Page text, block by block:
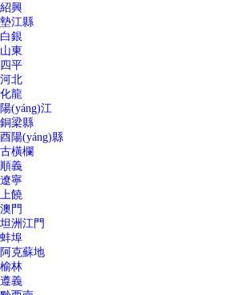
紹興
墊江縣
白銀
山東
四平
河北
化龍
陽(yáng)江
銅梁縣
酉陽(yáng)縣
古橫欄
順義
遼寧
上饒
澳門
坦洲江門
蚌埠
阿克蘇地
榆林
遵義